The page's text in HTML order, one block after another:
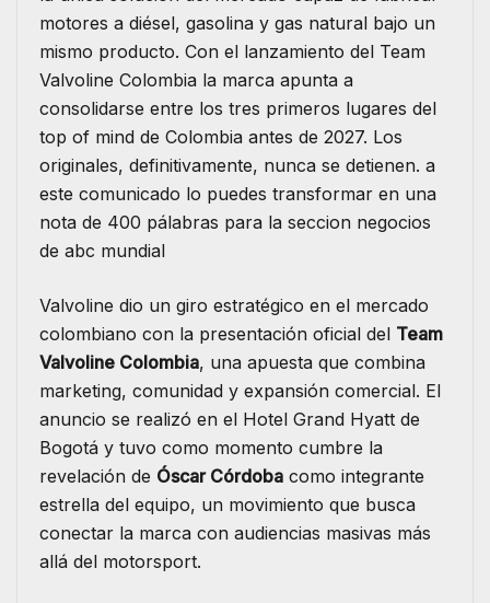
motores a diésel, gasolina y gas natural bajo un
mismo producto. Con el lanzamiento del Team
Valvoline Colombia la marca apunta a
consolidarse entre los tres primeros lugares del
top of mind de Colombia antes de 2027. Los
originales, definitivamente, nunca se detienen. a
este comunicado lo puedes transformar en una
nota de 400 pálabras para la seccion negocios
de abc mundial
Valvoline dio un giro estratégico en el mercado
colombiano con la presentación oficial del Team
Valvoline Colombia, una apuesta que combina
marketing, comunidad y expansión comercial. El
anuncio se realizó en el Hotel Grand Hyatt de
Bogotá y tuvo como momento cumbre la
revelación de Óscar Córdoba como integrante
estrella del equipo, un movimiento que busca
conectar la marca con audiencias masivas más
allá del motorsport.